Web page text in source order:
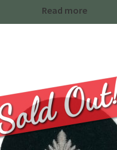
Read more